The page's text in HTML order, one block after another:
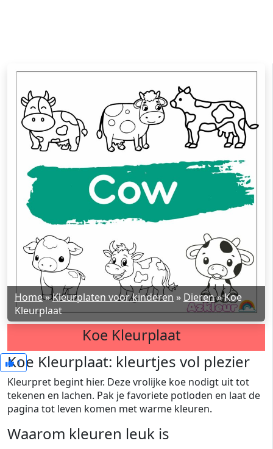
Home»Kleurplaten voor kinderen » Dieren»Koe
Kleurplaat
Koe Kleurplaat
1
Koe Kleurplaat: kleurtjes vol plezier
Kleurpret begint hier. Deze vrolijke koe nodigt uit tot
tekenen en lachen. Pak je favoriete potloden en laat de
pagina tot leven komen met warme kleuren.
Waarom kleuren leuk is